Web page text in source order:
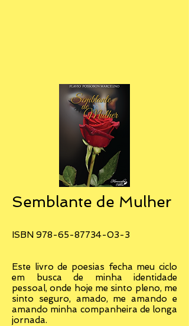
Semblante de Mulher
ISBN 978-65-87734-03-3
Este livro de poesias fecha meu ciclo
em busca de minha identidade
pessoal, onde hoje me sinto pleno, me
sinto seguro, amado, me amando e
amando minha companheira de longa
jornada.